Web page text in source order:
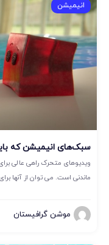
انیمیشن
سبک‌های انیمیشن که
ویدیوهای متحرک راهی عالی برای
ماندنی است. می توان از آنها
موشن گرافیستان